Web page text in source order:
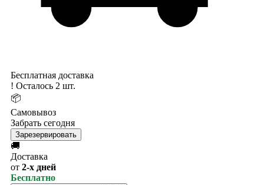
Бесплатная доставка
! Осталось 2 шт.
📦
Самовывоз
Забрать сегодня
Зарезервировать
🚚
Доставка
от 2-х дней
Бесплатно